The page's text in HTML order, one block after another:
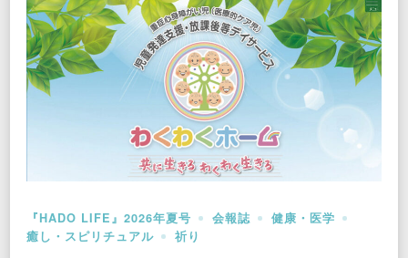
『HADO LIFE』2026年夏号 会報誌
健康・医学
癒し・スピリチュアル
祈り